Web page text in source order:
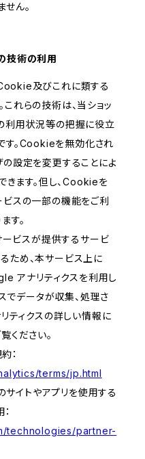
ん。
技術の利用
Cookie及びこれに類する
れらの技術は、当ショッ
利用状況等の把握に役立
す。Cookieを無効化され
の設定を変更することによ
ます。但し、Cookieを
ビスの一部の機能をご利
す。
ービスが提供するサービ
ため、本サービス上に
アナリティクスを利用し
でデータが収集、処理さ
ティクスの詳しい情報に
ください。
：
terms/jp.html
イトやアプリを使用する
technologies/partner-